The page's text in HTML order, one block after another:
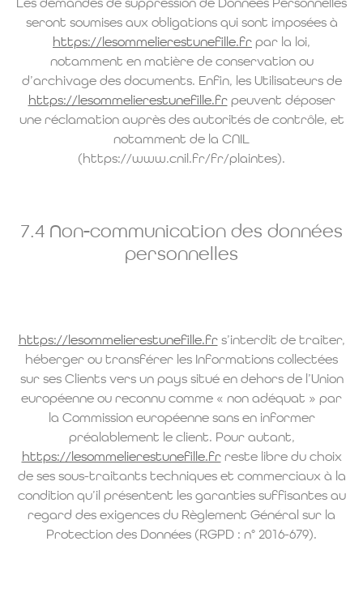
Les demandes de suppression de Données Personnelles
seront soumises aux obligations qui sont imposées à
https://lesommelierestunefille.fr par la loi,
notamment en matière de conservation ou
d’archivage des documents. Enfin, les Utilisateurs de
https://lesommelierestunefille.frpeuvent déposer
une réclamation auprès des autorités de contrôle, et
notamment de la CNIL
(https://www.cnil.fr/fr/plaintes).
7.4 Non-communication des données
personnelles
https://lesommelierestunefille.frs’interdit de traiter,
héberger ou transférer les Informations collectées
sur ses Clients vers un pays situé en dehors de l’Union
européenne ou reconnu comme « non adéquat » par
la Commission européenne sans en informer
préalablement le client. Pour autant,
https://lesommelierestunefille.frreste libre du choix
de ses sous-traitants techniques et commerciaux à la
condition qu’il présentent les garanties suffisantes au
regard des exigences du Règlement Général sur la
Protection des Données (RGPD : n° 2016-679).